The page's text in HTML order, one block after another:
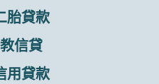
胎貸款
信貸
用貸款